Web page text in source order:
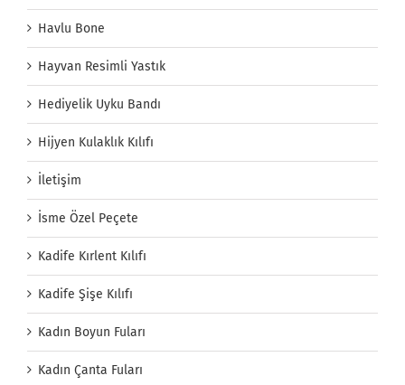
Havlu Bone
Hayvan Resimli Yastık
Hediyelik Uyku Bandı
Hijyen Kulaklık Kılıfı
İletişim
İsme Özel Peçete
Kadife Kırlent Kılıfı
Kadife Şişe Kılıfı
Kadın Boyun Fuları
Kadın Çanta Fuları